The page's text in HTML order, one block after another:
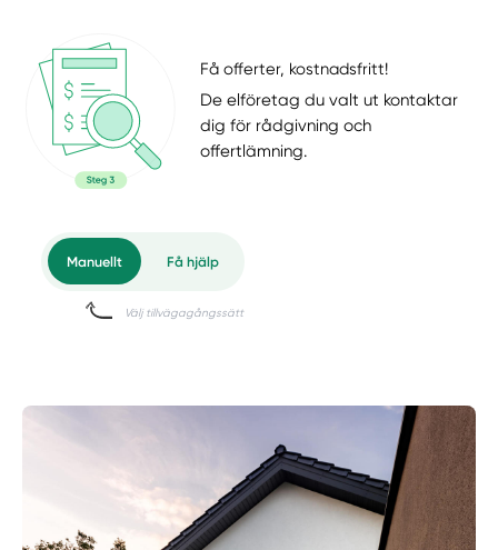
Få offerter, kostnadsfritt!
De elföretag du valt ut kontaktar
dig för rådgivning och
offertlämning.